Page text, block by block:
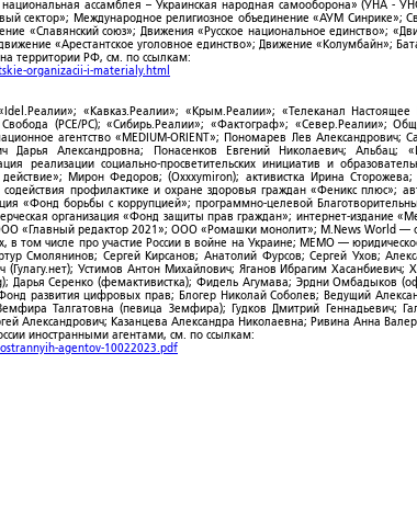
ассамблея – Украинская народная самооборона» (УНА -
сектор»; Международное религиозное объединение «АУМ
«Славянский союз»; Движения «Русское национальное единство»;
«Арестантское уголовное единство»; Движение «Колумбайн»;
территории РФ, см. по ссылкам:
organizacii-i-materialy.html
«Кавказ.Реалии»; «Крым.Реалии»; «Телеканал
(PCE/PC); «Сибирь.Реалии»; «Фактограф»; «Север.Реалии»;
агентство «MEDIUM-ORIENT»; Пономарев Лев Александрович;
Дарья Александровна; Понасенков Евгений Николаевич;
реализации социально-просветительских инициатив и
Мирон Федоров; (Oxxxymiron); активистка Ирина
профилактике и охране здоровья граждан «Феникс плюс»;
«Фонд борьбы с коррупцией»; программно-целевой
организация «Фонд защиты прав граждан»; интернет-издание
«Главный редактор 2021»; ООО «Ромашки монолит»; M.News World —
в том числе про участие России в войне на Украине; МЕМО —
Смолянинов; Сергей Кирсанов; Анатолий Фурсов; Сергей Ухов;
(Гулагу.нет); Устимов Антон Михайлович; Яганов Ибрагим
Дарья Серенко (фемактивистка); Фидель Агумава; Эрдни Омбадыков
развития цифровых прав; Блогер Николай Соболев; Ведущий
Талгатовна (певица Земфира); Гудков Дмитрий Геннадьевич;
Александрович; Казанцева Александра Николаевна; Ривина Анна
иностранными агентами, см. по ссылкам:
agentov-10022023.pdf